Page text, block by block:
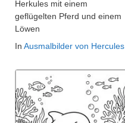
Herkules mit einem
geflügelten Pferd und einem
Löwen
In Ausmalbilder von Hercules